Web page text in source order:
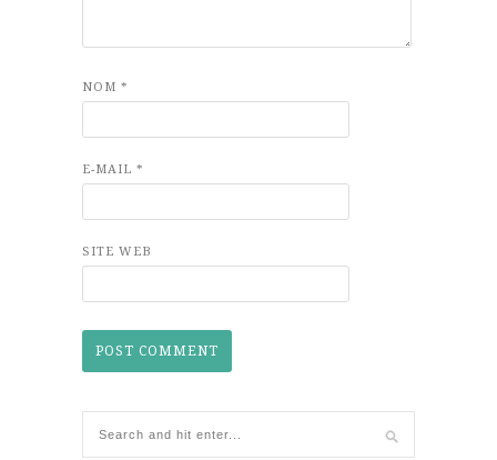
NOM *
E-MAIL *
SITE WEB